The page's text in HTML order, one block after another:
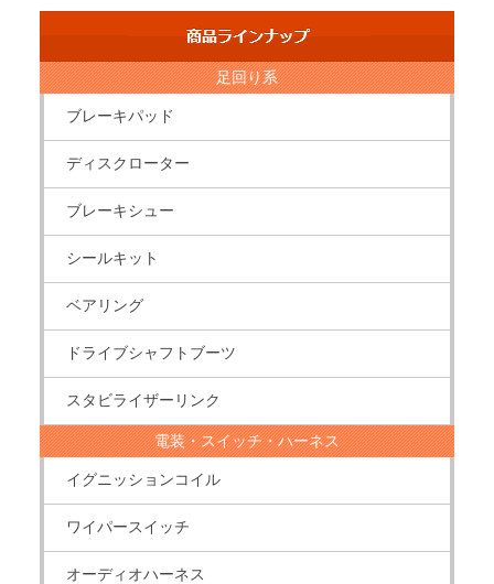
足回り系
ブレーキパッド
ディスクローター
ブレーキシュー
シールキット
ベアリング
ドライブシャフトブーツ
スタビライザーリンク
電装・スイッチ・ハーネス
イグニッションコイル
ワイパースイッチ
オーディオハーネス